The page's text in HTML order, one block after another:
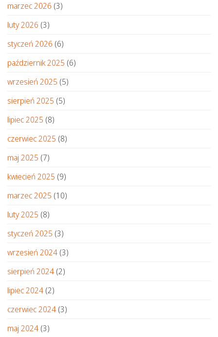
marzec 2026 (3)
luty 2026 (3)
styczeń 2026 (6)
październik 2025 (6)
wrzesień 2025 (5)
sierpień 2025 (5)
lipiec 2025 (8)
czerwiec 2025 (8)
maj 2025 (7)
kwiecień 2025 (9)
marzec 2025 (10)
luty 2025 (8)
styczeń 2025 (3)
wrzesień 2024 (3)
sierpień 2024 (2)
lipiec 2024 (2)
czerwiec 2024 (3)
maj 2024 (3)